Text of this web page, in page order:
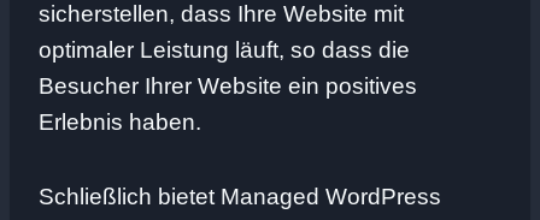
sicherstellen, dass Ihre Website mit
optimaler Leistung läuft, so dass die
Besucher Ihrer Website ein positives
Erlebnis haben.
Schließlich bietet Managed WordPress